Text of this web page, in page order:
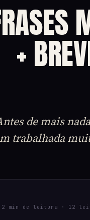
+
de mais
trabalhada
2 min de leitura · 12